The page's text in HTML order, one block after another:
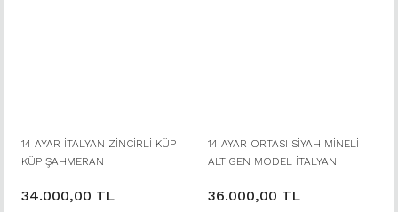
14 AYAR İTALYAN ZİNCİRLİ KÜP
KÜP ŞAHMERAN
34.000,00 TL
14 AYAR ORTASI SİYAH MİNELİ
ALTIGEN MODEL İTALYAN
36.000,00 TL